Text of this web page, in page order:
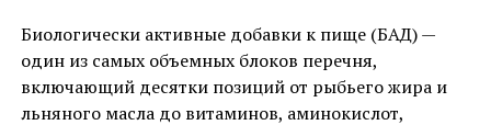
Биологически активные добавки к пище (БАД) —
один из самых объемных блоков перечня,
включающий десятки позиций от рыбьего жира и
льняного масла до витаминов, аминокислот,